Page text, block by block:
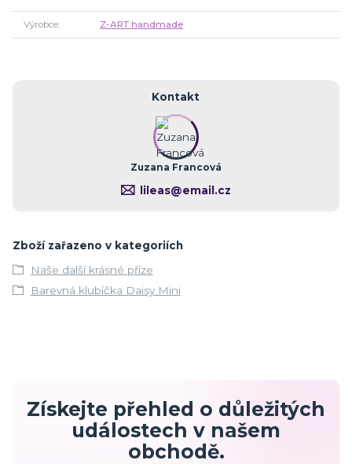
Výrobce Z-ART handmade
Kontakt
Zuzana Francová
lileas@email.cz
Zboží zařazeno v kategoriích
Naše další krásné příze
Barevná klubíčka Daisy Mini
Získejte přehled o důležitých
událostech v našem
obchodě.